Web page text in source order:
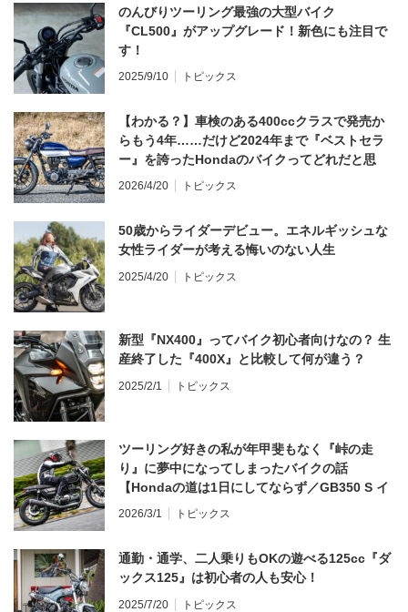
のんびりツーリング最強の大型バイク
『CL500』がアップグレード！新色にも注目で
す！
2025/9/10 トピックス
【わかる？】車検のある400ccクラスで発売か
らもう4年……だけど2024年まで『ベストセラ
ー』を誇ったHondaのバイクってどれだと思
う？
2026/4/20 トピックス
50歳からライダーデビュー。エネルギッシュな
女性ライダーが考える悔いのない人生
2025/4/20 トピックス
新型『NX400』ってバイク初心者向けなの？ 生
産終了した『400X』と比較して何が違う？
2025/2/1 トピックス
ツーリング好きの私が年甲斐もなく『峠の走
り』に夢中になってしまったバイクの話
【Hondaの道は1日にしてならず／GB350 S イ
ンプレ・レビュー 前編】
2026/3/1 トピックス
通勤・通学、二人乗りもOKの遊べる125cc『ダ
ックス125』は初心者の人も安心！
2025/7/20 トピックス